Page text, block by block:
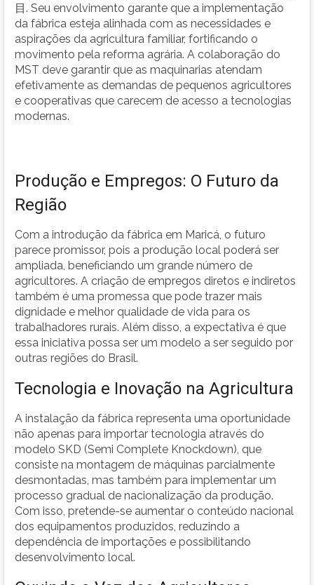
目. Seu envolvimento garante que a implementação
da fábrica esteja alinhada com as necessidades e
aspirações da agricultura familiar, fortificando o
movimento pela reforma agrária. A colaboração do
MST deve garantir que as maquinarias atendam
efetivamente as demandas de pequenos agricultores
e cooperativas que carecem de acesso a tecnologias
modernas.
Produção e Empregos: O Futuro da
Região
Com a introdução da fábrica em Maricá, o futuro
parece promissor, pois a produção local poderá ser
ampliada, beneficiando um grande número de
agricultores. A criação de empregos diretos e indiretos
também é uma promessa que pode trazer mais
dignidade e melhor qualidade de vida para os
trabalhadores rurais. Além disso, a expectativa é que
essa iniciativa possa ser um modelo a ser seguido por
outras regiões do Brasil.
Tecnologia e Inovação na Agricultura
A instalação da fábrica representa uma oportunidade
não apenas para importar tecnologia através do
modelo SKD (Semi Complete Knockdown), que
consiste na montagem de máquinas parcialmente
desmontadas, mas também para implementar um
processo gradual de nacionalização da produção.
Com isso, pretende-se aumentar o conteúdo nacional
dos equipamentos produzidos, reduzindo a
dependência de importações e possibilitando
desenvolvimento local.